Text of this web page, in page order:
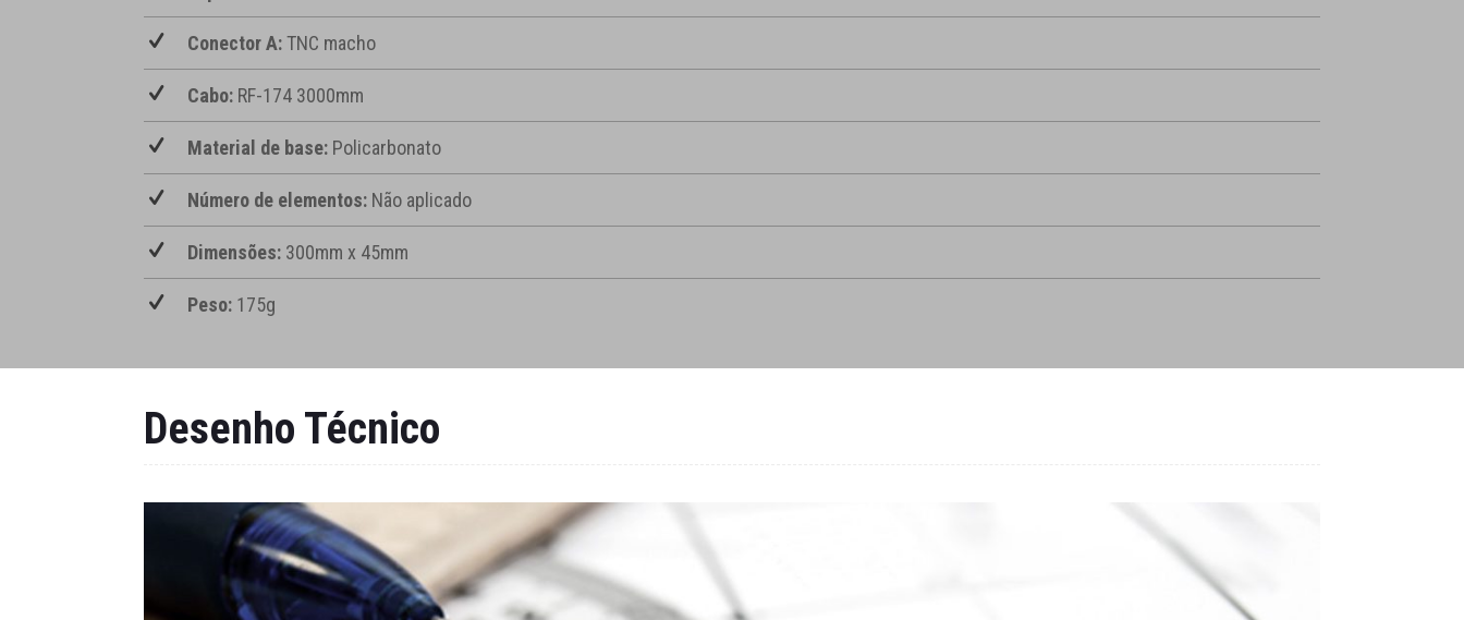
Conector A:TNC macho
Cabo: RF-174 3000mm
Material de base: Policarbonato
Número de elementos: Não aplicado
Dimensões: 300mm x 45mm
Peso: 175g
Desenho Técnico